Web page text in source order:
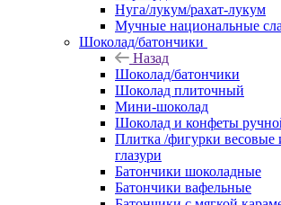
Нуга/лукум/рахат-лукум
Мучные национальные
Шоколад/батончики
Назад
Шоколад/батончики
Шоколад плиточный
Мини-шоколад
Шоколад и конфеты
Плитка /фигурки весовые
глазури
Батончики шоколадные
Батончики вафельные